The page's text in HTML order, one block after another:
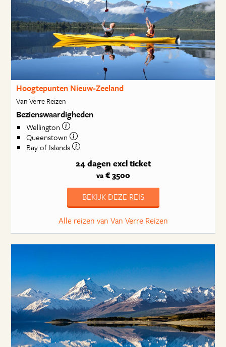
Hoogtepunten Nieuw-Zeeland
Van Verre Reizen
Bezienswaardigheden
Wellington
Queenstown
Bay of Islands
24 dagen excl ticket
va€ 3500
BEKIJK DEZE REIS
Alle reizen van Van Verre Reizen